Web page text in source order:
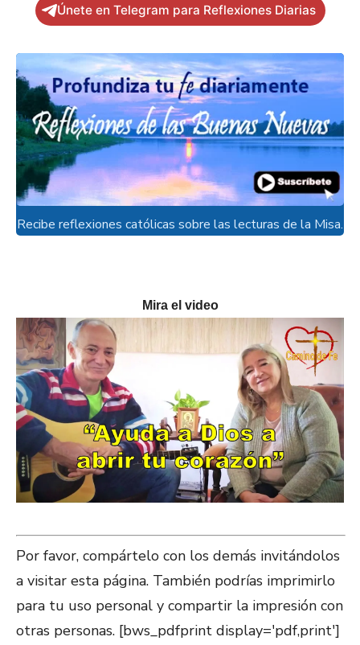
Únete en Telegram para Reflexiones Diarias
Recibe reflexiones católicas sobre las lecturas de la Misa.
Mira el video
Por favor, compártelo con los demás invitándolos
a visitar esta página. También podrías imprimirlo
para tu uso personal y compartir la impresión con
otras personas. [bws_pdfprint display='pdf,print']